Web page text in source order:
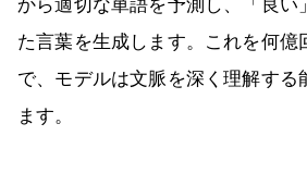
から適切な単語を予測し、「良い
た言葉を生成します。これを何億
で、モデルは文脈を深く理解する
ます。